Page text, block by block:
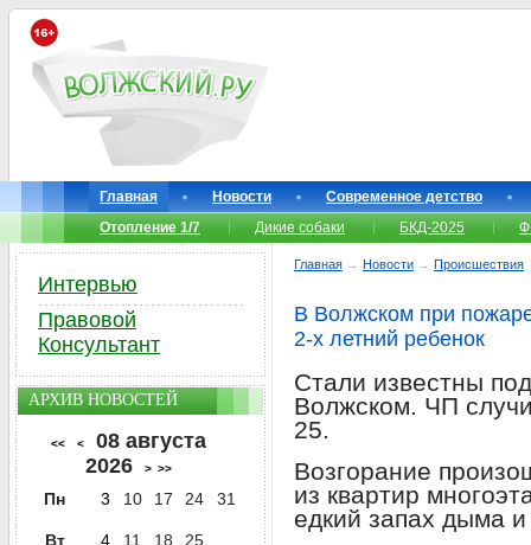
Главная Новости
Современное детство
Отопление 1/7
Дикие собаки БКД-2025
Главная → Новости → Происшествия
В Волжском при
2-х летний ребенок
Стали известны
Волжском. ЧП
25.
Возгорание
из квартир
едкий запах дыма
Интервью
Правовой
Консультант
АРХИВ НОВОСТЕЙ
<< <
08 августа
2026
> >>
Пн 3 10 17 24 31
Вт 4 11 18 25